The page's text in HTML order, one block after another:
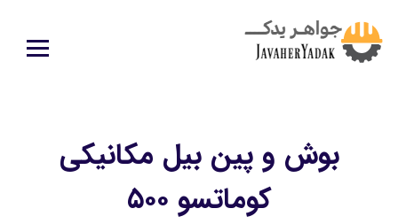
بوش و پین بیل مکانیکی
کوماتسو ۵۰۰